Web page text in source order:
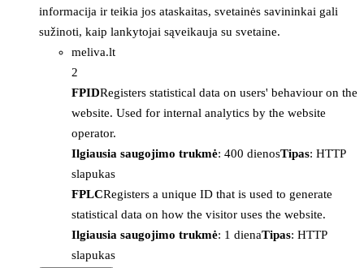
informacija ir teikia jos ataskaitas, svetainės savininkai gali
sužinoti, kaip lankytojai sąveikauja su svetaine.
meliva.lt
2
FPIDRegisters statistical data on users' behaviour on the
website. Used for internal analytics by the website
operator.
Ilgiausia saugojimo trukmė: 400 dienosTipas: HTTP
slapukas
FPLCRegisters a unique ID that is used to generate
statistical data on how the visitor uses the website.
Ilgiausia saugojimo trukmė: 1 dienaTipas: HTTP
slapukas